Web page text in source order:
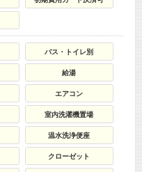
バス・トイレ別
給湯
エアコン
室内洗濯機置場
温水洗浄便座
クローゼット